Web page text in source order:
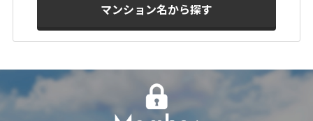
マンション名から探す